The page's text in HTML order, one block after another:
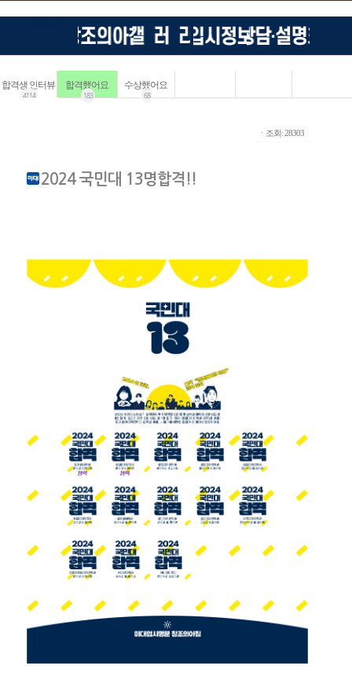
합격생 인터뷰
4114
합격했어요
183
수상했어요
68
ㆍ조회: 28303
2024 국민대 13명합격!!